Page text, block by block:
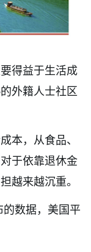
得益于生活成
外籍人士社区
本，从食品、
于依靠退休金
越来越沉重。
数据，美国平